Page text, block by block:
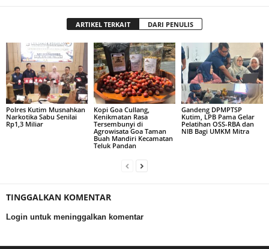
ARTIKEL TERKAIT DARI PENULIS
Polres Kutim Musnahkan
Narkotika Sabu Senilai
Rp1,3 Miliar
Kopi Goa Cullang,
Kenikmatan Rasa
Tersembunyi di
Agrowisata Goa Taman
Buah Mandiri Kecamatan
Teluk Pandan
Gandeng DPMPTSP
Kutim, LPB Pama Gelar
Pelatihan OSS-RBA dan
NIB Bagi UMKM Mitra
TINGGALKAN KOMENTAR
Login untuk meninggalkan komentar